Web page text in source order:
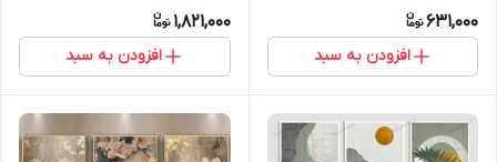
631,000
افزودن به سبد
1,821,000
افزودن به سبد